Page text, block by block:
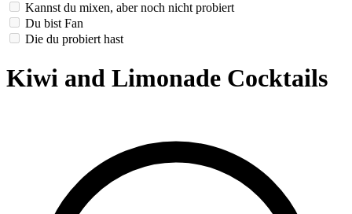
Kannst du mixen, aber noch nicht probiert
Du bist Fan
Die du probiert hast
Kiwi and Limonade Cocktails